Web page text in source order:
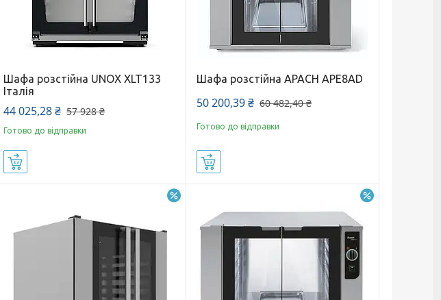
Шафа розстійна UNOX XLT133
Італія
44 025,28 ₴ 57 928 ₴
Готово до відправки
Шафа розстійна APACH APE8AD
50 200,39 ₴ 60 482,40 ₴
Готово до відправки